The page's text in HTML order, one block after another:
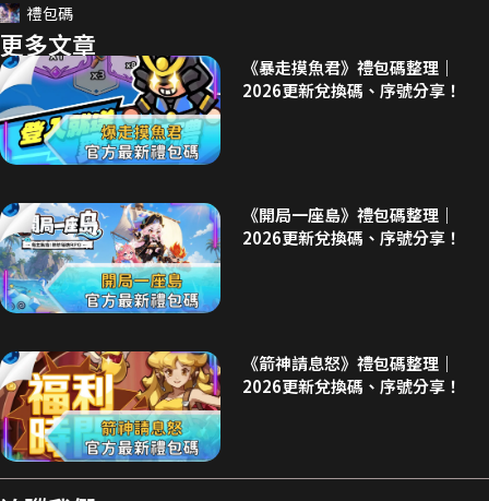
禮包碼
更多文章
《暴走摸魚君》禮包碼整理｜
2026更新兌換碼、序號分享！
《開局一座島》禮包碼整理｜
2026更新兌換碼、序號分享！
《箭神請息怒》禮包碼整理｜
2026更新兌換碼、序號分享！